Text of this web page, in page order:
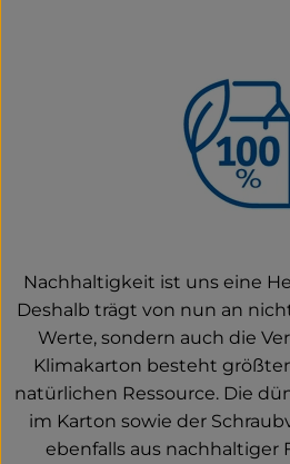
Über uns
Erleben
Service
Neues vom Hof
Nachhaltigkeit ist uns eine
Deshalb trägt von nun an
Werte, sondern auch die
Klimakarton besteht
natürlichen Ressource. Die
im Karton sowie der
ebenfalls aus nachhaltiger